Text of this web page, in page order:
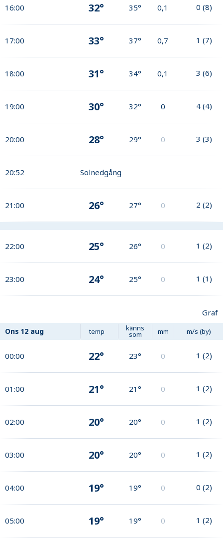
16:00 32° 35° 0,1 0 (8)
17:00 33° 37° 0,7 1 (7)
18:00 31° 34° 0,1 3 (6)
19:00 30° 32° 0 4 (4)
20:00 28° 29° 0 3 (3)
20:52 Solnedgång
21:00 26° 27° 0 2 (2)
22:00 25° 26° 0 1 (2)
23:00 24° 25° 0 1 (1)
Graf
Ons 12 aug temp känns
som mm m/s (by)
00:00 22° 23° 0 1 (2)
01:00 21° 21° 0 1 (2)
02:00 20° 20° 0 1 (2)
03:00 20° 20° 0 1 (2)
04:00 19° 19° 0 0 (2)
05:00 19° 19° 0 1 (2)